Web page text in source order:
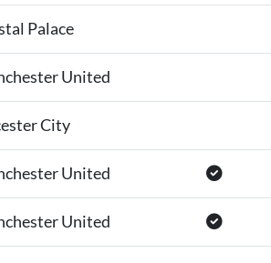
Palace
United
City
United
United